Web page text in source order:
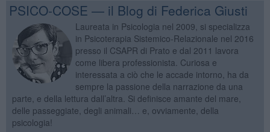
PSICO-COSE — il Blog di Federica Giusti
Laureata in Psicologia nel 2009, si specializza
in Psicoterapia Sistemico-Relazionale nel 2016
presso il CSAPR di Prato e dal 2011 lavora
come libera professionista. Curiosa e
interessata a ciò che le accade intorno, ha da
sempre la passione della narrazione da una
parte, e della lettura dall’altra. Si definisce amante del mare,
delle passeggiate, degli animali… e, ovviamente, della
psicologia!